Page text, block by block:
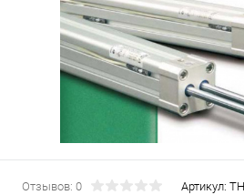
Отзывов: 0 Артикул: